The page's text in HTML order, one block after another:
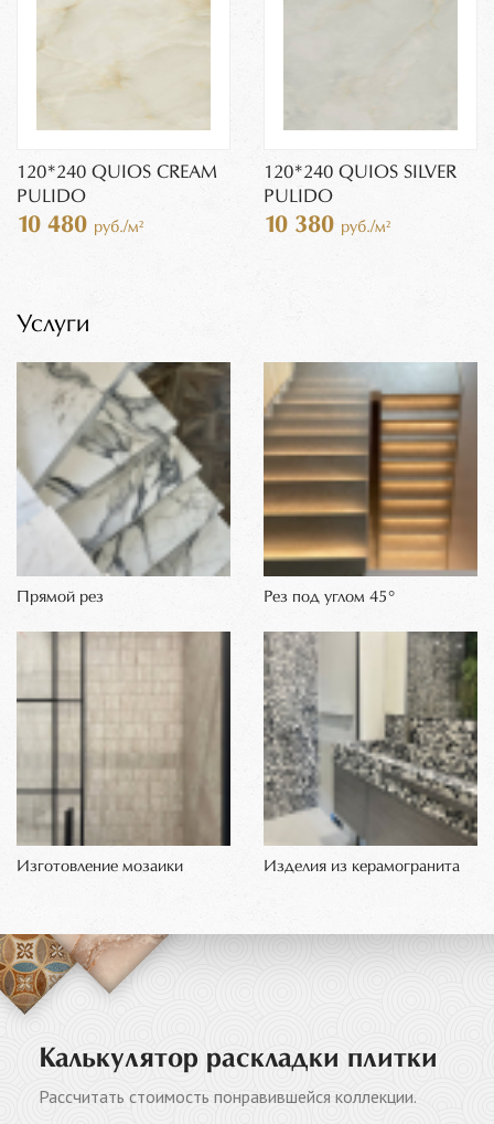
120*240 QUIOS CREAM
PULIDO
10 480 руб./м²
120*240 QUIOS SILVER
PULIDO
10 380 руб./м²
Услуги
Прямой рез Рез под углом 45°
Изготовление мозаики Изделия из керамогранита
Калькулятор раскладки плитки
Рассчитать стоимость понравившейся коллекции.